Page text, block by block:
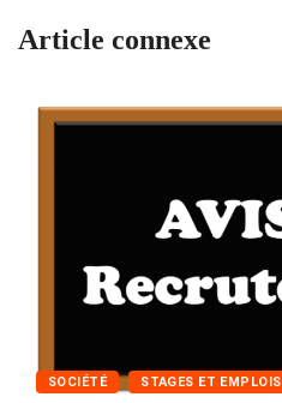
Article connexe
SOCIÉTÉ STAGES ET EMPLOIS